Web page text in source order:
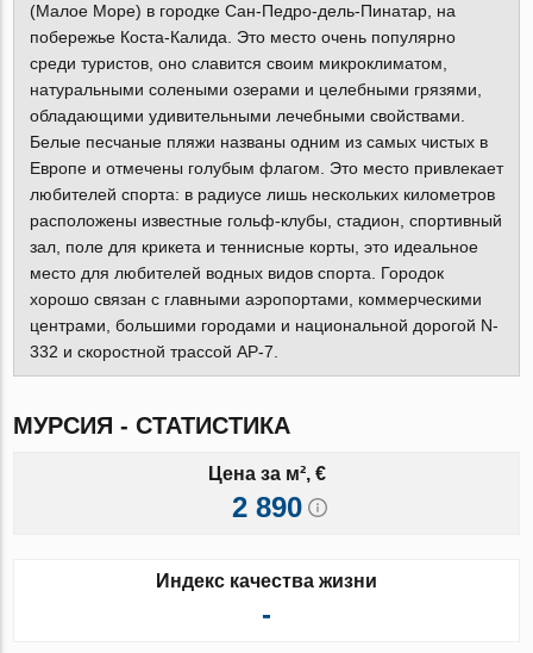
(Малое Море) в городке Сан-Педро-дель-Пинатар, на
побережье Коста-Калида. Это место очень популярно
среди туристов, оно славится своим микроклиматом,
натуральными солеными озерами и целебными грязями,
обладающими удивительными лечебными свойствами.
Белые песчаные пляжи названы одним из самых чистых в
Европе и отмечены голубым флагом. Это место привлекает
любителей спорта: в радиусе лишь нескольких километров
расположены известные гольф-клубы, стадион, спортивный
зал, поле для крикета и теннисные корты, это идеальное
место для любителей водных видов спорта. Городок
хорошо связан с главными аэропортами, коммерческими
центрами, большими городами и национальной дорогой N-
332 и скоростной трассой АР-7.
МУРСИЯ - СТАТИСТИКА
Цена за м², €
2 890
Индекс качества жизни
-